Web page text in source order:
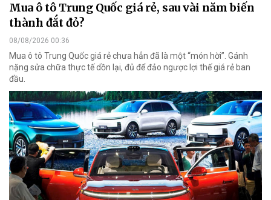
Mua ô tô Trung Quốc giá rẻ, sau vài năm biến
thành đắt đỏ?
08/08/2026 00:36
Mua ô tô Trung Quốc giá rẻ chưa hẳn đã là một “món hời”. Gánh
nặng sửa chữa thực tế dồn lại, đủ để đảo ngược lợi thế giá rẻ ban
đầu.